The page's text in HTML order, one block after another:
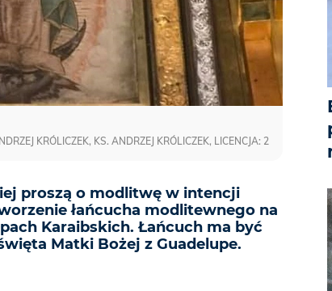
proszą o modlitwę w intencji
łańcucha modlitewnego na
Karaibskich. Łańcuch ma być
Matki Bożej z Guadelupe.
KRÓLICZEK, KS. ANDRZEJ KRÓLICZEK, LICENCJA: 2